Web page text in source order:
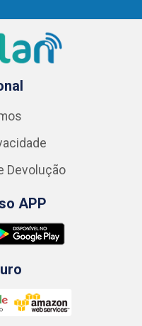
Devolução
APP